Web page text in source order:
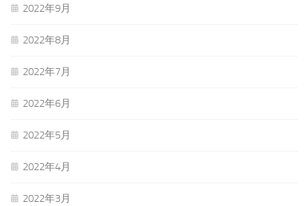
2022年9月
2022年8月
2022年7月
2022年6月
2022年5月
2022年4月
2022年3月